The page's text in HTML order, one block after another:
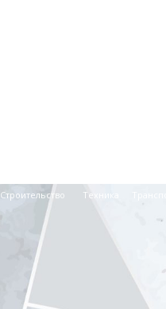
Строительство Техника